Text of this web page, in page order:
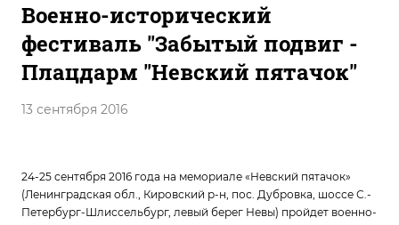
Военно-исторический
фестиваль "Забытый подвиг -
Плацдарм "Невский пятачок"
13 сентября 2016
24-25 сентября 2016 года на мемориале «Невский пятачок»
(Ленинградская обл., Кировский р-н, пос. Дубровка, шоссе С.-
Петербург-Шлиссельбург, левый берег Невы) пройдет военно-